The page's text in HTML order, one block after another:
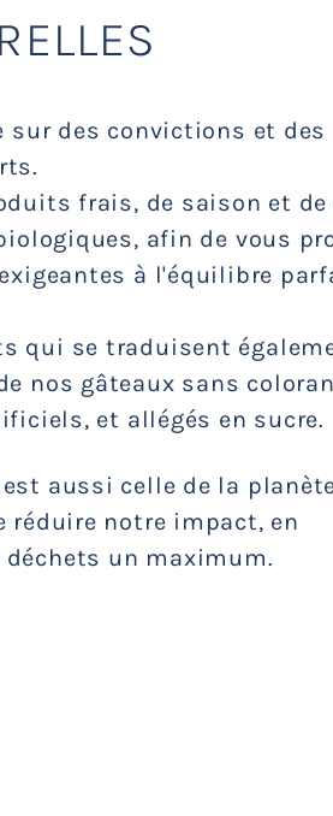
sur des convictions et des
frais, de saison et
afin de vous
à l'équilibre
qui se traduisent
nos gâteaux sans
et allégés en sucre.
aussi celle de la
réduire notre impact, en
un maximum.